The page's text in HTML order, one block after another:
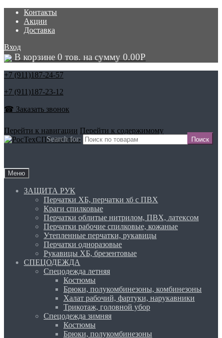
Контакты
Акции
Доставка
Вход
В корзине 0 тов. на сумму 0.00Р
+7 (911)187-24-57
+7 (911)187-23-12
☎ Заказать звонок
Search for:
Перейти к навигации Перейти к содержимому
Меню
ЗАЩИТА РУК
Перчатки ХБ, перчатки хб с ПВХ
Краги спилковые
Перчатки облитые нитрилом, ПВХ, латексом
Перчатки рабочие спилковые, кожаные
Утепленные перчатки, рукавицы
Перчатки одноразовые
Рукавицы ХБ, брезентовые
СПЕЦОДЕЖДА
Спецодежда летняя
Костюмы
Брюки, полукомбинезоны, комбинезоны
Халат рабочий, фартуки, нарукавники
Трикотаж, головной убор
Спецодежда зимняя
Костюмы
Брюки, полукомбинезоны